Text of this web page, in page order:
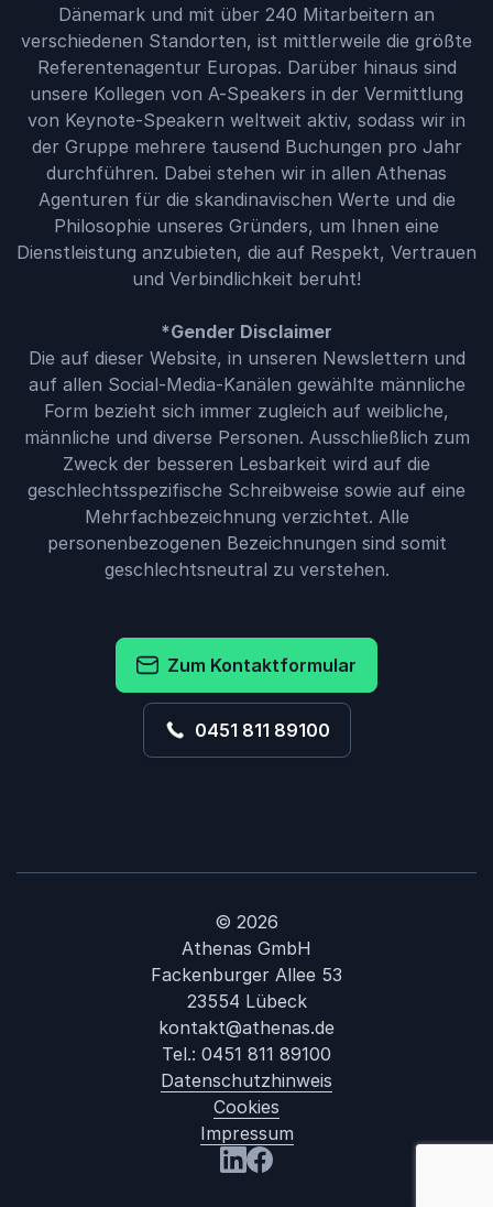
Dänemark und mit über 240 Mitarbeitern an
verschiedenen Standorten, ist mittlerweile die größte
Referentenagentur Europas. Darüber hinaus sind
unsere Kollegen von A-Speakers in der Vermittlung
von Keynote-Speakern weltweit aktiv, sodass wir in
der Gruppe mehrere tausend Buchungen pro Jahr
durchführen. Dabei stehen wir in allen Athenas
Agenturen für die skandinavischen Werte und die
Philosophie unseres Gründers, um Ihnen eine
Dienstleistung anzubieten, die auf Respekt, Vertrauen
und Verbindlichkeit beruht!
*Gender Disclaimer
Die auf dieser Website, in unseren Newslettern und
auf allen Social-Media-Kanälen gewählte männliche
Form bezieht sich immer zugleich auf weibliche,
männliche und diverse Personen. Ausschließlich zum
Zweck der besseren Lesbarkeit wird auf die
geschlechtsspezifische Schreibweise sowie auf eine
Mehrfachbezeichnung verzichtet. Alle
personenbezogenen Bezeichnungen sind somit
geschlechtsneutral zu verstehen.
Zum Kontaktformular
0451 811 89100
© 2026
Athenas GmbH
Fackenburger Allee 53
23554 Lübeck
kontakt@athenas.de
Tel.: 0451 811 89100
Datenschutzhinweis
Cookies
Impressum